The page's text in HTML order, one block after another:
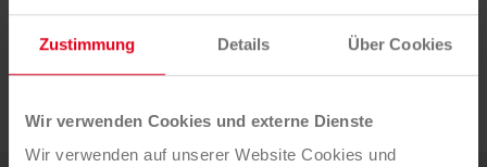
Zustimmung Details Über Cookies
Wir verwenden Cookies und externe Dienste
Wir verwenden auf unserer Website Cookies und
EWP-Portal